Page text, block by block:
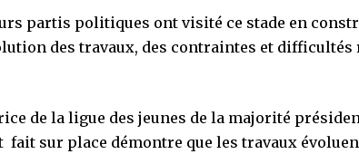
partis politiques ont visité ce stade en
des travaux, des contraintes et
de la ligue des jeunes de la majorité
fait sur place démontre que les travaux